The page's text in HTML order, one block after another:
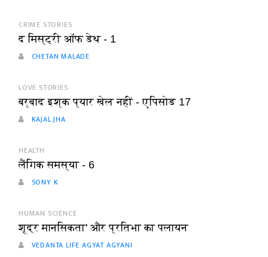
CRIME STORIES
द मिस्ट्री ऑफ डेथ - 1
CHETAN MALADE
LOVE STORIES
बर्बाद इश्क प्यार खेल नहीं - एपिसोड 17
KAJAL JHA
HEALTH
लैंगिक समस्या - 6
SONY K
HUMAN SCIENCE
शूद्र मानसिकता' और प्रतिभा का पलायन
VEDANTA LIFE AGYAT AGYANI